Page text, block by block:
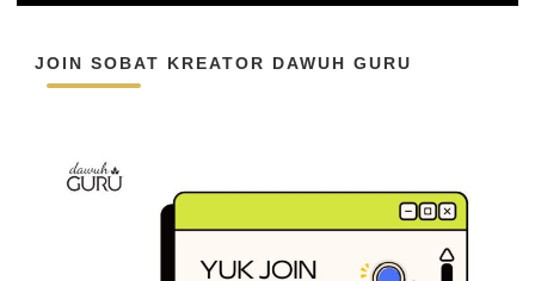
JOIN SOBAT KREATOR DAWUH GURU